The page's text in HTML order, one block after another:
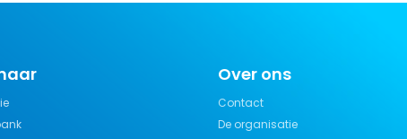
Over ons
Contact
De organisatie